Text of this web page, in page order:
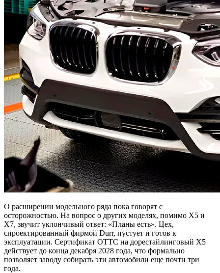
О расширении модельного ряда пока говорят с
осторожностью. На вопрос о других моделях, помимо X5 и
X7, звучит уклончивый ответ: «Планы есть». Цех,
спроектированный фирмой Durr, пустует и готов к
эксплуатации. Сертификат ОТТС на дорестайлинговый X5
действует до конца декабря 2028 года, что формально
позволяет заводу собирать эти автомобили еще почти три
года.